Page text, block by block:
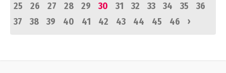
25
26 27 28 29 30 31 32 33 34 35
36
37
38 39 40 41 42 43 44 45 46 ›